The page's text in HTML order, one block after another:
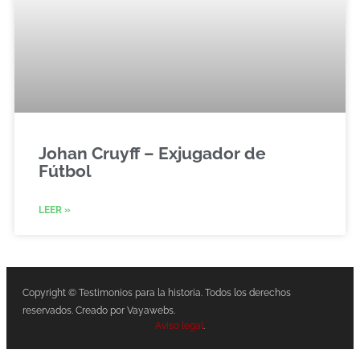
Johan Cruyff – Exjugador de
Fútbol
LEER »
Copyright © Testimonios para la historia. Todos los derechos
reservados. Creado por Vayawebs.
Aviso legal.